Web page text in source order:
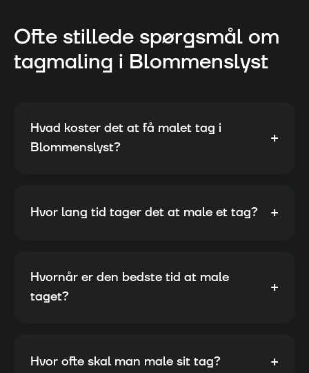
Ofte stillede spørgsmål om
tagmaling i Blommenslyst
Hvad koster det at få malet tag i
Blommenslyst?
+
Hvor lang tid tager det at male et tag? +
Hvornår er den bedste tid at male
taget?
+
Hvor ofte skal man male sit tag? +